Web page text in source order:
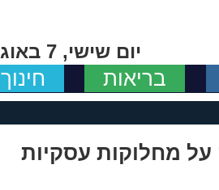
יום שישי, 7 באוגוסט 2026
בריאות חינוך
מחלוקות עסקיות